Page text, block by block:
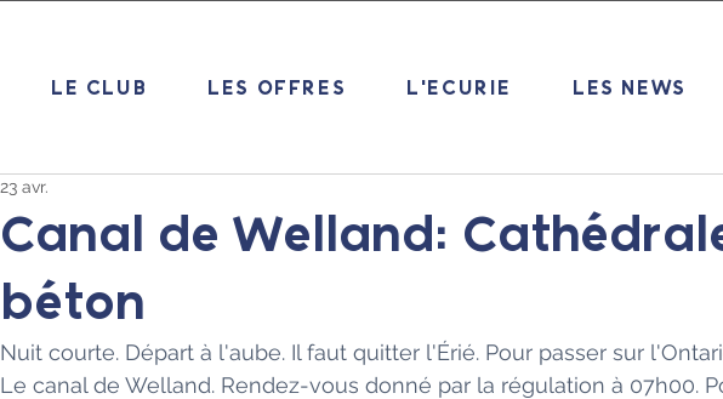
LE CLUB LES OFFRES L'ECURIE LES NEWS
Canal de Welland:
béton
23 avr.
Nuit courte. Départ à l'aube. Il faut quitter l'Érié. Pour passer sur
Le canal de Welland. Rendez-vous donné par la régulation à 07h00.